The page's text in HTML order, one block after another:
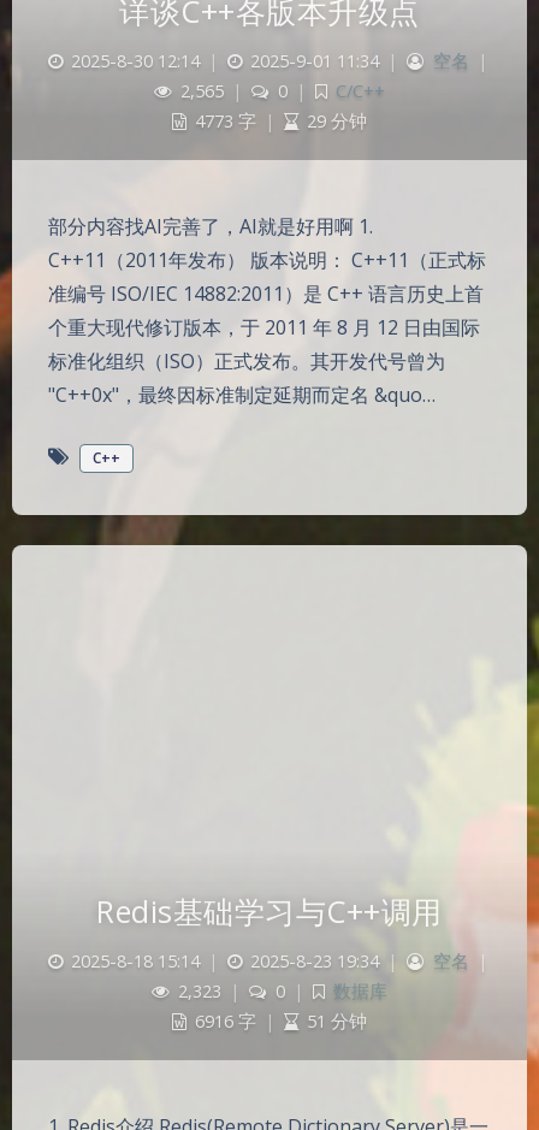
详谈C++各版本升级点
2025-8-30 12:14 | 2025-9-01 11:34 | 空名
|
2,565 | 0 |
C/C++
4773 字 | 29 分钟
部分内容找AI完善了，AI就是好用啊 1.
C++11（2011年发布） 版本说明： C++11（正式标
准编号 ISO/IEC 14882:2011）是 C++ 语言历史上首
个重大现代修订版本，于 2011 年 8 月 12 日由国际
标准化组织（ISO）正式发布。其开发代号曾为
"C++0x"，最终因标准制定延期而定名 &quo…
C++
Redis基础学习与C++调用
2025-8-18 15:14 | 2025-8-23 19:34 | 空名
|
2,323
| 0 |
数据库
6916 字 | 51 分钟